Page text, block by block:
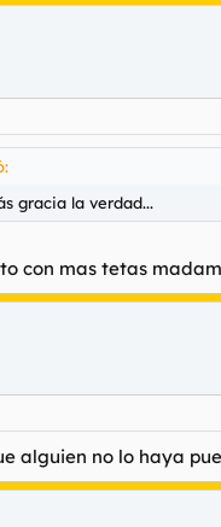
gracia la verdad...
con mas tetas madam
alguien no lo haya